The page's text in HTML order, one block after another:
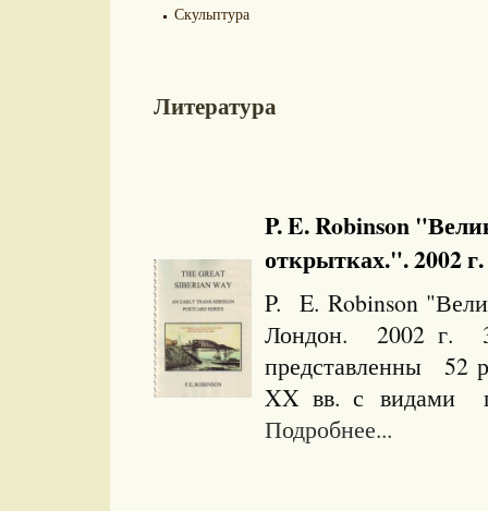
Скульптура
Литература
P. E. Robinson
открытках.". 2002 г.
P. E. Robinson
Лондон. 2002 г.
представленны 52
XX вв. с видами
Подробнее...